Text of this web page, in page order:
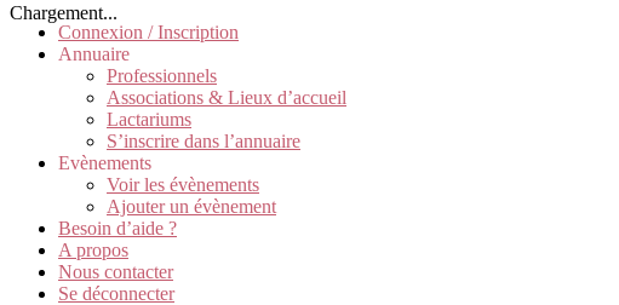
Chargement...
Connexion / Inscription
Annuaire
Professionnels
Associations & Lieux d’accueil
Lactariums
S’inscrire dans l’annuaire
Evènements
Voir les évènements
Ajouter un évènement
Besoin d’aide ?
A propos
Nous contacter
Se déconnecter